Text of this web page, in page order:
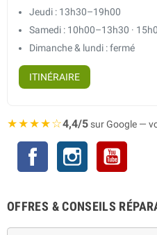
Jeudi : 13h30–19h00
Samedi : 10h00–13h30 ·
Dimanche & lundi : fermé
ITINÉRAIRE
★★★★☆4,4/5sur Google —
Facebook Instagram
OFFRES & CONSEILS